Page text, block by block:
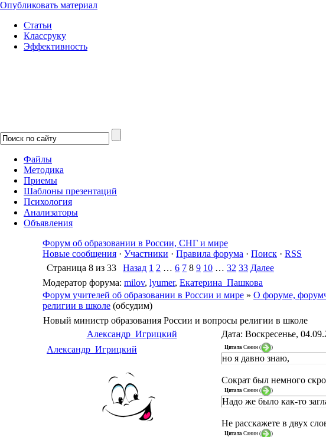
Опубликовать материал
Статьи
Классруку
Эффективность
Файлы
Методика
Приемы
Шаблоны презентаций
Психология
Анализаторы
Объявления
Форум об образовании в России, СНГ и мире
Новые сообщения · Участники · Правила форума · Поиск · RSS
Страница 8 из 33 Назад 1 2 … 6 7 8 9 10 … 32 33 Далее
Модератор форума: milov, lyumer, Екатерина_Пашкова
Форум учителей об образовании в России и мире » О форуме,
религии в школе (обсудим)
Новый министр образования России и вопросы религии в школе
Александр_Игрицкий
Дата: Воскресенье,
Александр_Игрицкий
Цитата Санин ( )
но я давно знаю,
Сократ был немного
Цитата Санин ( )
Надо же было как-то
Не расскажете в двух
Цитата Санин ( )